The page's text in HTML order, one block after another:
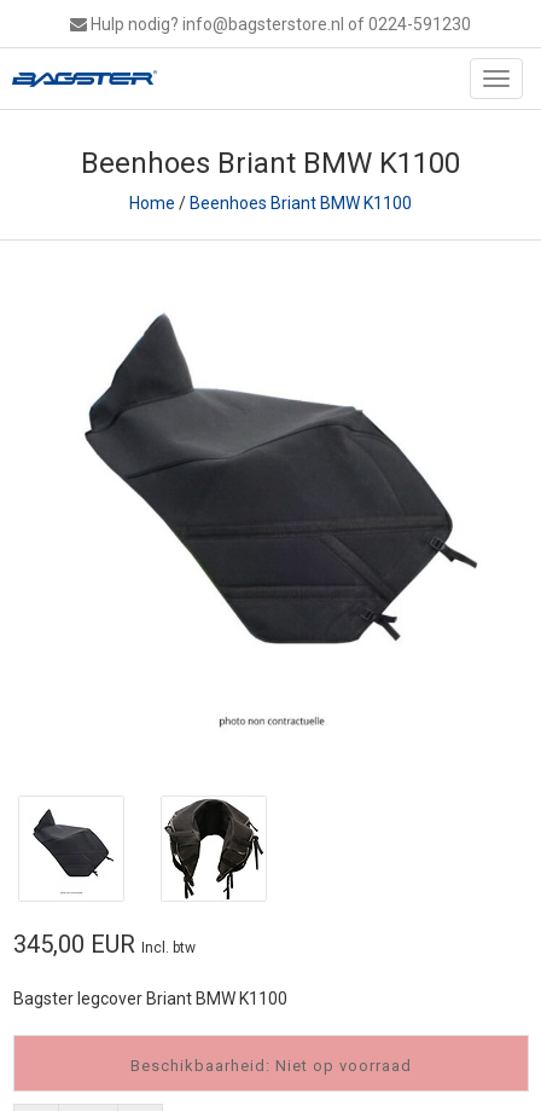
Hulp nodig? info@bagsterstore.nl of 0224-591230
Beenhoes Briant BMW K1100
Home /Beenhoes Briant BMW K1100
345,00 EUR Incl. btw
Bagster legcover Briant BMW K1100
Beschikbaarheid: Niet op voorraad